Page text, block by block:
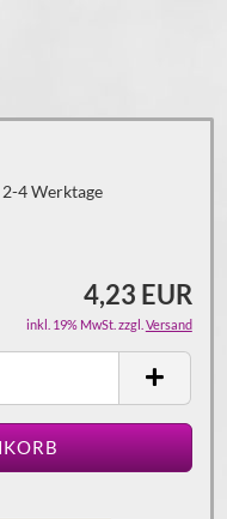
2-4 Werktage
4,23 EUR
inkl. 19% MwSt. zzgl. Versand